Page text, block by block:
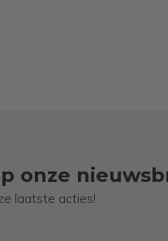
onze
laatste acties!